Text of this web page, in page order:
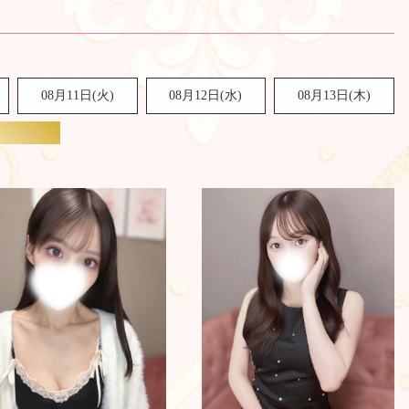
08月11日(火) 08月12日(水) 08月13日(木)